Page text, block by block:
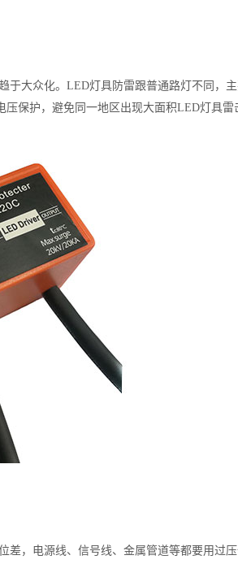
于大众化。LED灯具防雷跟普通路灯不同，
保护，避免同一地区出现大面积LED灯具雷
差，电源线、信号线、金属管道等都要用过